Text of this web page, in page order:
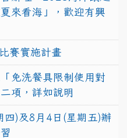
來看海」，歡迎有興
賽實施計畫
免洗餐具限制使用對
項，詳如說明
)及8月4日(星期五)辦